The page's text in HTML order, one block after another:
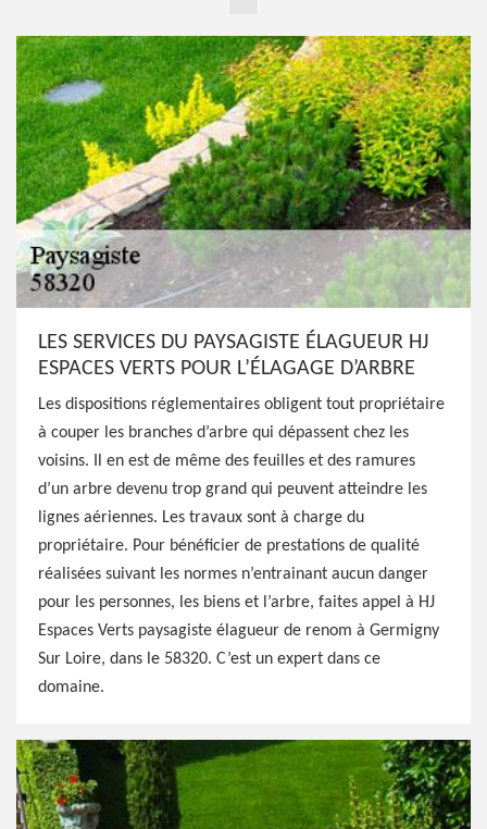
LES SERVICES DU PAYSAGISTE ÉLAGUEUR HJ
ESPACES VERTS POUR L’ÉLAGAGE D’ARBRE
Les dispositions réglementaires obligent tout propriétaire
à couper les branches d’arbre qui dépassent chez les
voisins. Il en est de même des feuilles et des ramures
d’un arbre devenu trop grand qui peuvent atteindre les
lignes aériennes. Les travaux sont à charge du
propriétaire. Pour bénéficier de prestations de qualité
réalisées suivant les normes n’entrainant aucun danger
pour les personnes, les biens et l’arbre, faites appel à HJ
Espaces Verts paysagiste élagueur de renom à Germigny
Sur Loire, dans le 58320. C’est un expert dans ce
domaine.